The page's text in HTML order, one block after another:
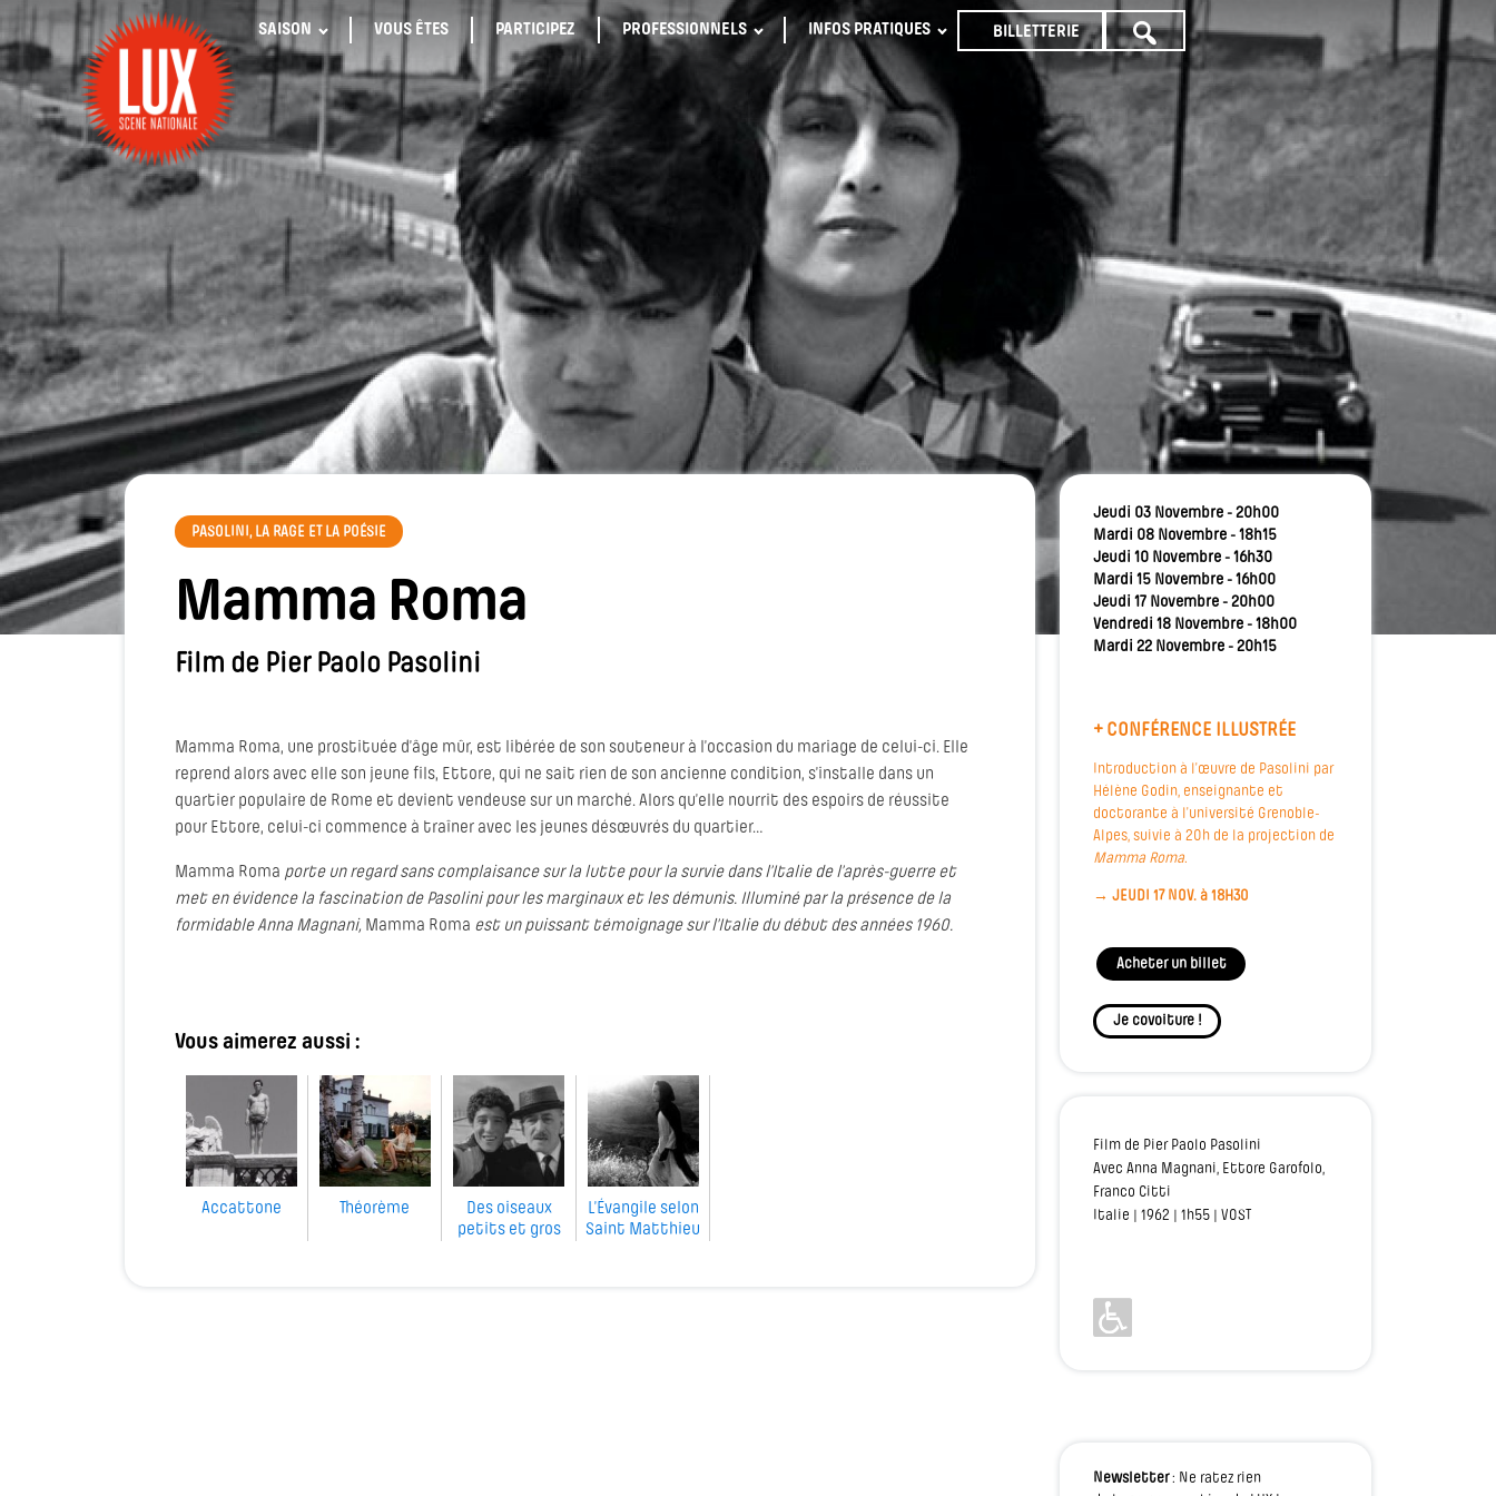
SAISON VOUS ÊTES PARTICIPEZ PROFESSIONNELS INFOS PRATIQUES BILLETTERIE
TOUTE
LA
PROGRAMMATION
PASOLINI, LA RAGE ET LA POÉSIE
Mamma Roma
Film de Pier Paolo Pasolini
Mamma Roma, une prostituée d’âge mûr, est libérée de son souteneur à l’occasion du mariage de celui-ci. Elle
reprend alors avec elle son jeune fils, Ettore, qui ne sait rien de son ancienne condition, s’installe dans un
quartier populaire de Rome et devient vendeuse sur un marché. Alors qu’elle nourrit des espoirs de réussite
pour Ettore, celui-ci commence à traîner avec les jeunes désœuvrés du quartier…
Mamma Roma porte un regard sans complaisance sur la lutte pour la survie dans l’Italie de l’après-guerre et
met en évidence la fascination de Pasolini pour les marginaux et les démunis. Illuminé par la présence de la
formidable Anna Magnani, Mamma Roma est un puissant témoignage sur l’Italie du début des années 1960.
Vous aimerez aussi :
Accattone Théorème
Des oiseaux
petits et gros
L’Évangile selon
Saint Matthieu
Jeudi 03 Novembre - 20h00
Mardi 08 Novembre - 18h15
Jeudi 10 Novembre - 16h30
Mardi 15 Novembre - 16h00
Jeudi 17 Novembre - 20h00
Vendredi 18 Novembre - 18h00
Mardi 22 Novembre - 20h15
+ CONFÉRENCE ILLUSTRÉE
Introduction à l’œuvre de Pasolini par
Hélène Godin, enseignante et
doctorante à l’université Grenoble-
Alpes, suivie à 20h de la projection de
Mamma Roma.
→ JEUDI 17 NOV. à 18H30
Acheter un billet
Je covoiture !
Film de Pier Paolo Pasolini
Avec Anna Magnani, Ettore Garofolo,
Franco Citti
Italie | 1962 | 1h55 | VOST
Newsletter: Ne ratez rien